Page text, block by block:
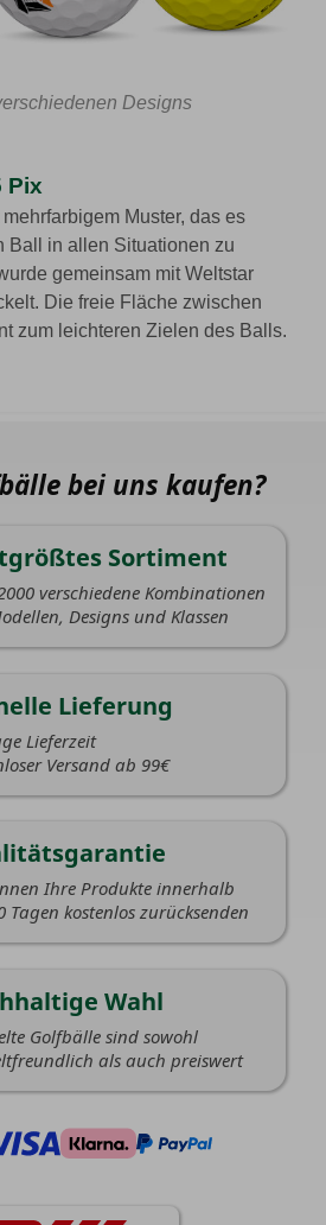
Designs
Pix
Muster, das es
Ball in allen Situationen zu
gemeinsam mit Weltstar
Die freie Fläche zwischen
zum leichteren Zielen des Balls.
bei uns kaufen?
Sortiment
verschiedene Kombinationen
Designs und Klassen
Lieferung
Lieferzeit
Versand ab 99€
Ihre Produkte innerhalb
Tagen kostenlos zurücksenden
Wahl
Golfbälle sind sowohl
als auch preiswert